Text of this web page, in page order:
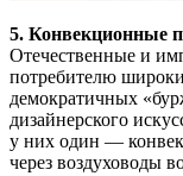
5. Конвекционные
Отечественные и
потребителю
демократичных
дизайнерского
у них один —
через воздуховоды